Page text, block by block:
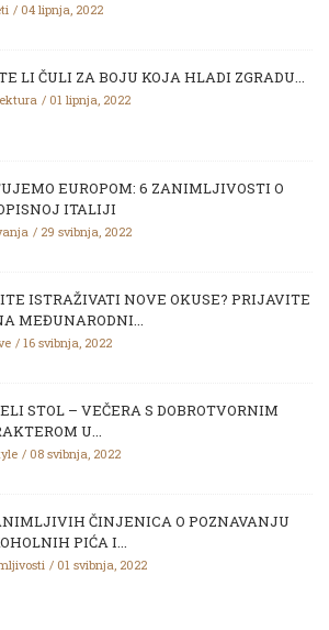
04 lipnja, 2022
LI ČULI ZA BOJU KOJA HLADI ZGRADU...
01 lipnja, 2022
EUROPOM: 6 ZANIMLJIVOSTI O
ITALIJI
29 svibnja, 2022
ISTRAŽIVATI NOVE OKUSE? PRIJAVITE
MEĐUNARODNI...
16 svibnja, 2022
STOL – VEČERA S DOBROTVORNIM
U...
08 svibnja, 2022
ČINJENICA O POZNAVANJU
PIĆA I...
01 svibnja, 2022